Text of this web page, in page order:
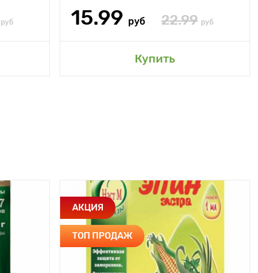
руб 15.99 руб 22.99 руб
Купить
АКЦИЯ
ТОП ПРОДАЖ